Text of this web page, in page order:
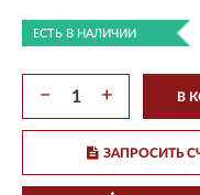
ЕСТЬ В НАЛИЧИИ
− + В
ЗАПРОСИТЬ